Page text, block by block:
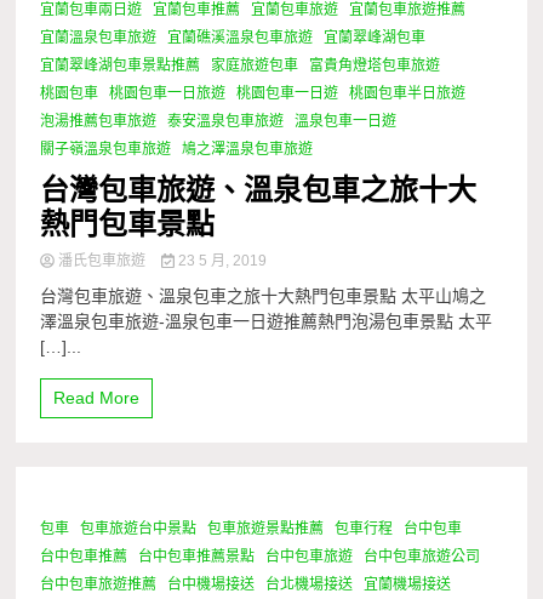
宜蘭包車兩日遊
宜蘭包車推薦 宜蘭包車旅遊
宜蘭包車旅遊推薦
宜蘭溫泉包車旅遊
宜蘭礁溪溫泉包車旅遊
宜蘭翠峰湖包車
宜蘭翠峰湖包車景點推薦
家庭旅遊包車
富貴角燈塔包車旅遊
桃園包車
桃園包車一日旅遊 桃園包車一日遊
桃園包車半日旅遊
泡湯推薦包車旅遊
泰安溫泉包車旅遊
溫泉包車一日遊
關子嶺溫泉包車旅遊
鳩之澤溫泉包車旅遊
台灣包車旅遊、溫泉包車之旅十大
熱門包車景點
潘氏包車旅遊 23 5 月, 2019
台灣包車旅遊、溫泉包車之旅十大熱門包車景點 太平山鳩之
澤溫泉包車旅遊-溫泉包車一日遊推薦熱門泡湯包車景點 太平
[…]...
Read More
0 Minutes
包車 包車旅遊台中景點 包車旅遊景點推薦 包車行程
台中包車
台中包車推薦
台中包車推薦景點 台中包車旅遊
台中包車旅遊公司
台中包車旅遊推薦
台中機場接送 台北機場接送
宜蘭機場接送